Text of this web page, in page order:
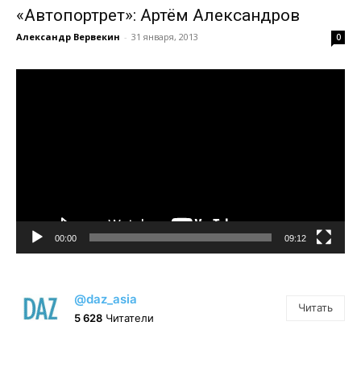
«Автопортрет»: Артём Александров
Александр Вервекин - 31 января, 2013 0
00:00 09:12
@daz_asia
5 628 Читатели
Читать